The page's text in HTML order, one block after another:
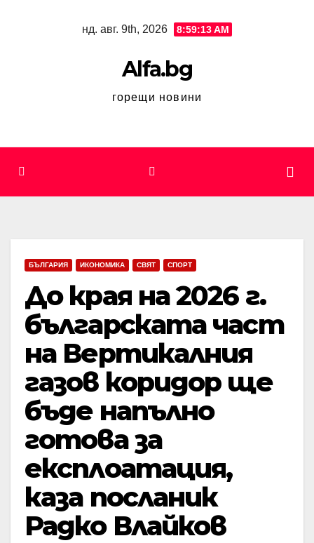
нд. авг. 9th, 2026 8:59:14 AM
Alfa.bg
горещи новини
БЪЛГАРИЯ ИКОНОМИКА СВЯТ СПОРТ
До края на 2026 г.
българската част
на Вертикалния
газов коридор ще
бъде напълно
готова за
експлоатация,
каза посланик
Радко Влайков